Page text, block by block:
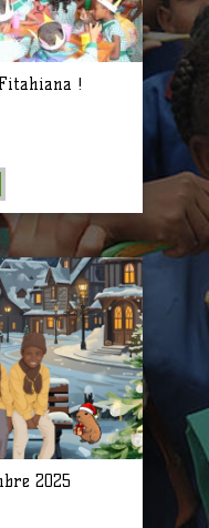
!
2025